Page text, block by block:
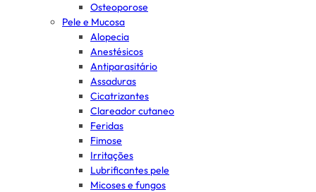
Osteoporose
Pele e Mucosa
Alopecia
Anestésicos
Antiparasitário
Assaduras
Cicatrizantes
Clareador cutaneo
Feridas
Fimose
Irritações
Lubrificantes pele
Micoses e fungos